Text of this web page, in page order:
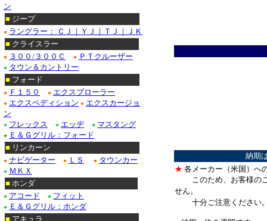
納期
★ 各メーカー（米国）へ
このため、お客様の
せん。
十分ご注意ください
ン
■ ジープ
● ラングラー： ＣＪ｜ＹＪ｜ＴＪ｜ＪＫ
■ クライスラー
● ３００/３００Ｃ ● ＰＴクルーザー
● タウン＆カントリー
■ フォード
● Ｆ１５０ ● エクスプローラー
● エクスペディション ● エクスカージョ
ン
● フレックス ● エッヂ ● マスタング
●
Ｅ＆Ｇグリル：フォード
■ リンカーン
● ナビゲーター ● ＬＳ ● タウンカー
● ＭＫＸ
■ ホンダ
● アコード ● フィット
●
Ｅ＆Ｇグリル：ホンダ
■ アキュラ